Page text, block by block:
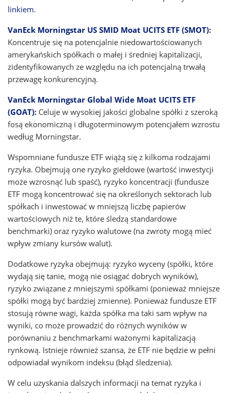
linkiem.
VanEck Morningstar US SMID Moat UCITS ETF (SMOT):
Koncentruje się na potencjalnie niedowartościowanych
amerykańskich spółkach o małej i średniej kapitalizacji,
zidentyfikowanych ze względu na ich potencjalną trwałą
przewagę konkurencyjną.
VanEck Morningstar Global Wide Moat UCITS ETF
(GOAT): Celuje w wysokiej jakości globalne spółki z szeroką
fosą ekonomiczną i długoterminowym potencjałem wzrostu
według Morningstar.
Wspomniane fundusze ETF wiążą się z kilkoma rodzajami
ryzyka. Obejmują one ryzyko giełdowe (wartość inwestycji
może wzrosnąć lub spaść), ryzyko koncentracji (fundusze
ETF mogą koncentrować się na określonych sektorach lub
spółkach i inwestować w mniejszą liczbę papierów
wartościowych niż te, które śledzą standardowe
benchmarki) oraz ryzyko walutowe (na zwroty mogą mieć
wpływ zmiany kursów walut).
Dodatkowe ryzyka obejmują: ryzyko wyceny (spółki, które
wydają się tanie, mogą nie osiągać dobrych wyników),
ryzyko związane z mniejszymi spółkami (ponieważ mniejsze
spółki mogą być bardziej zmienne). Ponieważ fundusze ETF
stosują równe wagi, każda spółka ma taki sam wpływ na
wyniki, co może prowadzić do różnych wyników w
porównaniu z benchmarkami ważonymi kapitalizacją
rynkową. Istnieje również szansa, że ETF nie będzie w pełni
odpowiadał wynikom indeksu (błąd śledzenia).
W celu uzyskania dalszych informacji na temat ryzyka i